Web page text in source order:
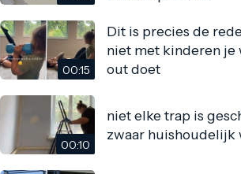
00:15
Dit is precies de
niet met kinderen je
out doet
00:10
niet elke trap is
zwaar huishoudelijk